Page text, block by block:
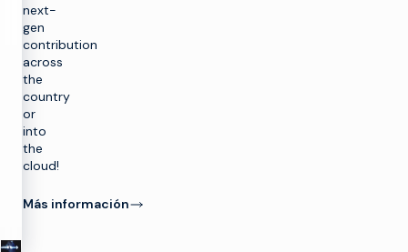
next-
gen
contribution
across
the
country
or
into
the
cloud!
Más información